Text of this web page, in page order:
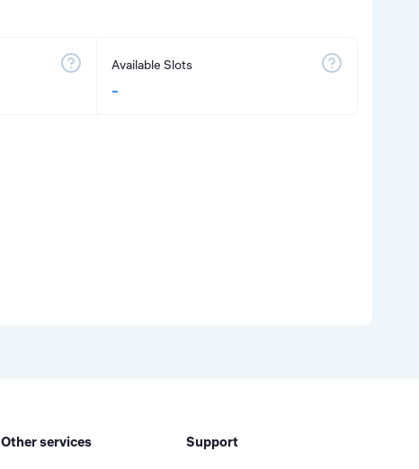
Available Slots
-
Other services Support